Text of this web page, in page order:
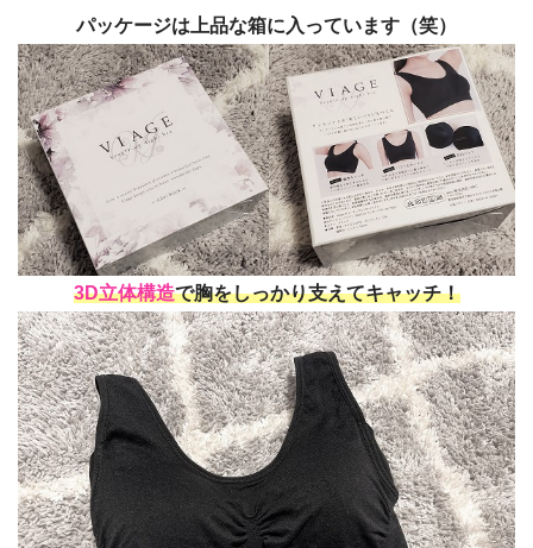
パッケージは上品な箱に入っています（笑）
3D立体構造で胸をしっかり支えてキャッチ！